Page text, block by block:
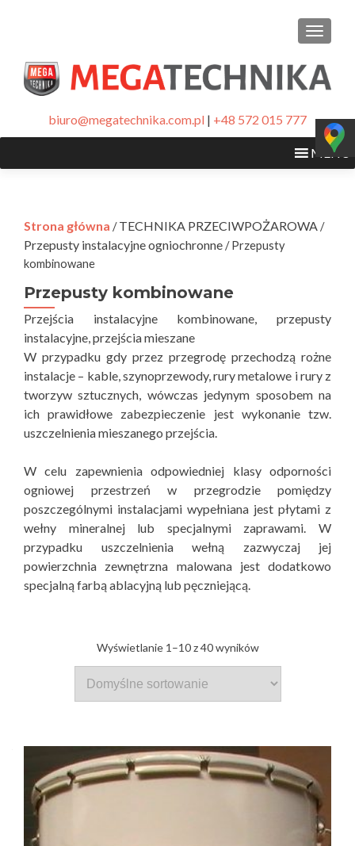
biuro@megatechnika.com.pl | +48 572 015 777
MENU
Strona główna /TECHNIKA PRZECIWPOŻAROWA/
Przepusty instalacyjne ogniochronne/ Przepusty
kombinowane
Przepusty kombinowane
Przejścia instalacyjne kombinowane, przepusty
instalacyjne, przejścia mieszane
W przypadku gdy przez przegrodę przechodzą rożne
instalacje – kable, szynoprzewody, rury metalowe i rury z
tworzyw sztucznych, wówczas jedynym sposobem na
ich prawidłowe zabezpieczenie jest wykonanie tzw.
uszczelnienia mieszanego przejścia.
W celu zapewnienia odpowiedniej klasy odporności
ogniowej przestrzeń w przegrodzie pomiędzy
poszczególnymi instalacjami wypełniana jest płytami z
wełny mineralnej lub specjalnymi zaprawami. W
przypadku uszczelnienia wełną zazwyczaj jej
powierzchnia zewnętrzna malowana jest dodatkowo
specjalną farbą ablacyjną lub pęczniejącą.
Wyświetlanie 1–10 z 40 wyników